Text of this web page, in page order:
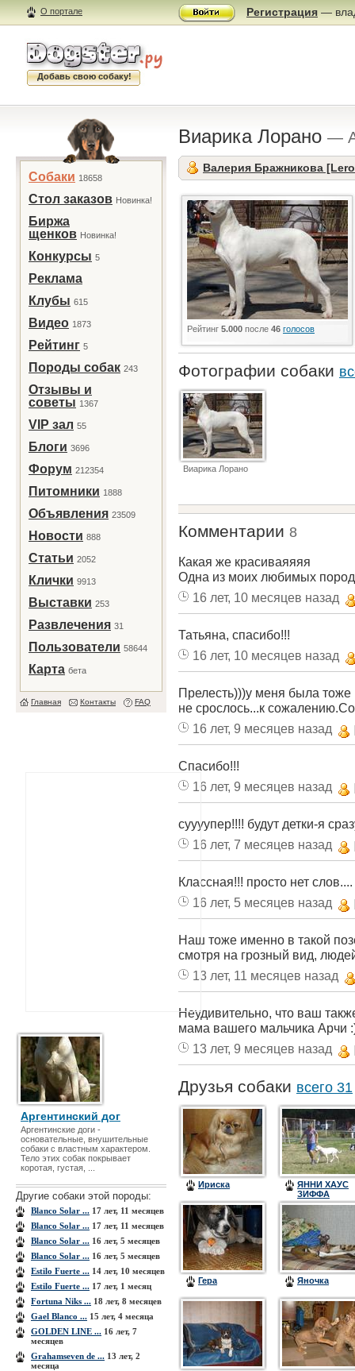
О портале Регистрация —
Добавь свою собаку!
Собаки 18658
Стол заказов Новинка!
Биржа
щенков Новинка!
Конкурсы 5
Реклама
Клубы 615
Видео 1873
Рейтинг 5
Породы собак 243
Отзывы и
советы 1367
VIP зал 55
Блоги 3696
Форум 212354
Питомники 1888
Объявления 23509
Новости 888
Статьи 2052
Клички 9913
Выставки 253
Развлечения 31
Пользователи 58644
Карта бета
Главная Контакты FAQ
Аргентинский дог
Аргентинские доги -
основательные, внушительные
собаки с властным характером.
Тело этих собак покрывает
коротая, густая, ...
Другие собаки этой породы:
Blanco Solar ... 17 лет, 11 месяцев
Blanco Solar ... 17 лет, 11 месяцев
Blanco Solar ... 16 лет, 5 месяцев
Blanco Solar ... 16 лет, 5 месяцев
​Estilo Fuerte ... 14 лет, 10 месяцев
Estilo Fuerte ... 17 лет, 1 месяц
Fortuna Niks ... 18 лет, 8 месяцев
Gael Blanco ... 15 лет, 4 месяца
GOLDEN LINE ... 16 лет, 7
месяцев
Grahamseven de ... 13 лет, 2
месяца
Виарика Лорано —
Валерия Бражникова
Рейтинг 5.000 после 46 голосов
Фотографии собаки
Виарика Лорано
Комментарии 8
Какая же красиваяяяя
Одна из моих любимых пород
16 лет, 10 месяцев назад
Татьяна, спасибо!!!
16 лет, 10 месяцев назад
Прелесть)))у меня была
не срослось...к
16 лет, 9 месяцев назад
Спасибо!!!
16 лет, 9 месяцев назад
суууупер!!!! будут детки-я
16 лет, 7 месяцев назад
Классная!!! просто нет слов....
16 лет, 5 месяцев назад
Наш тоже именно в такой
смотря на грозный вид,
13 лет, 11 месяцев назад
Неудивительно, что ваш
мама вашего мальчика Арчи
13 лет, 9 месяцев назад
Друзья собаки всего 31
Ириска
ЯННИ ХАУС
ЗИФФА
Гера Яночка